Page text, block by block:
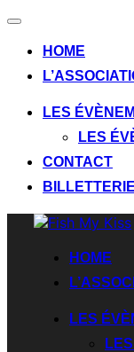
HOME
LES
LES
CONTACT
BILLETTERIE
HOME
LES